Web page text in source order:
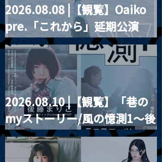
2026.08.08 |【観覧】Oaiko
pre.「これから」延期公演
Blurred City Lights × 17歳
とベルリンの壁
2026.08.10 |【観覧】「巷の
myストーリー/風の憶測1～後
藤まりこアコースティック
violence POPとテニスコー